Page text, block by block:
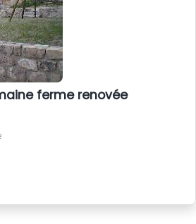
ferme renovée